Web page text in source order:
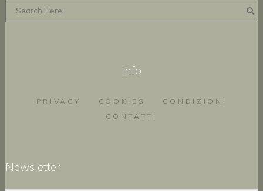
Info
PRIVACY COOKIES
CONDIZIONI
CONTATTI
Newsletter